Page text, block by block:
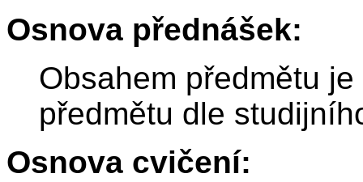
Osnova přednášek:
Obsahem předmětu
předmětu dle
Osnova cvičení: